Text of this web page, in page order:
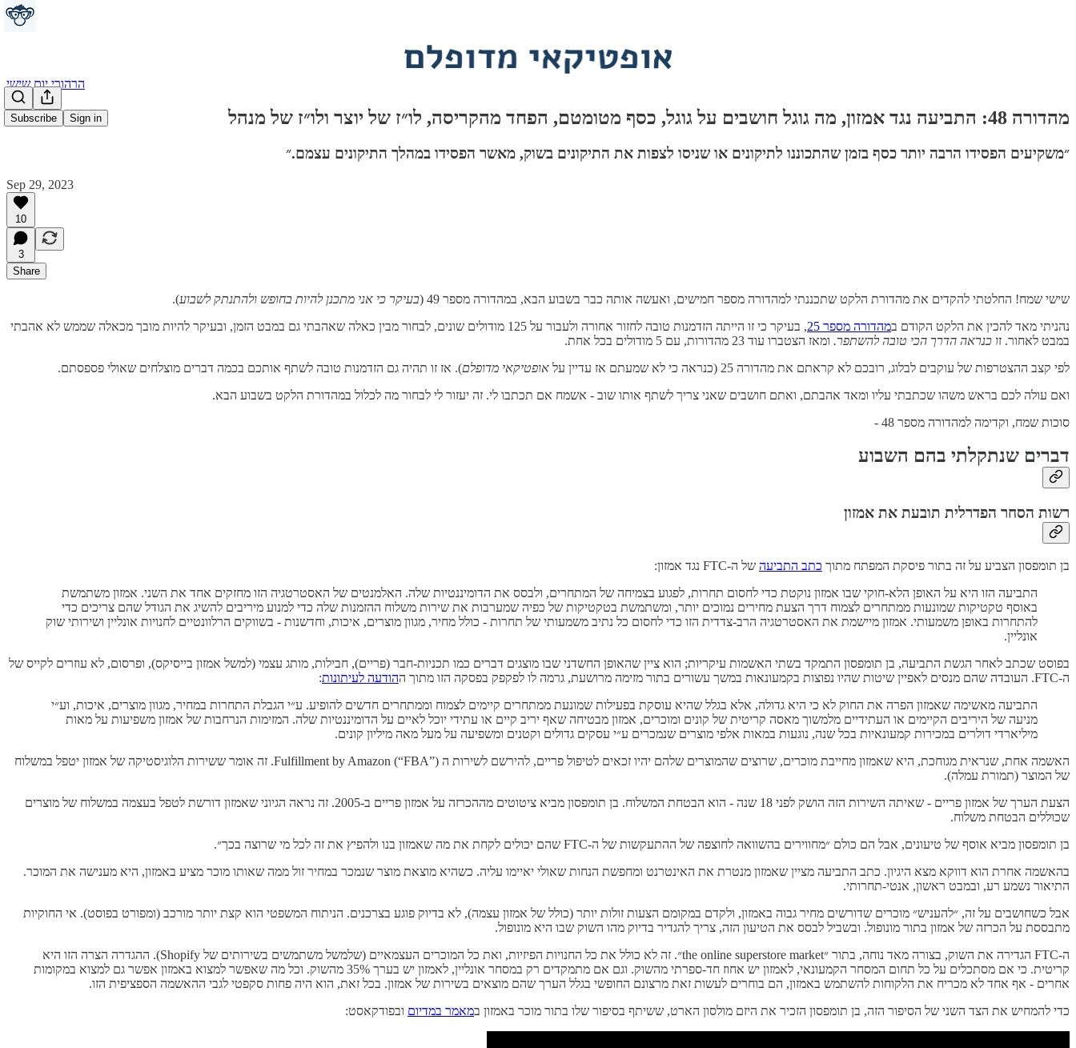
Subscribe Sign in
הרהורי יום שישי
מהדורה 48: התביעה נגד אמזון, מה גוגל חושבים על גוגל, כסף מטומטם, הפחד מהקריסה, לו״ז של יוצר ולו״ז של מנהל
״משקיעים הפסידו הרבה יותר כסף בזמן שהתכוננו לתיקונים או שניסו לצפות את התיקונים בשוק, מאשר הפסידו במהלך התיקונים עצמם.״
Sep 29, 2023
10
3
Share
שישי שמח! החלטתי להקדים את מהדורת הלקט שתכננתי למהדורה מספר חמישים, ואעשה אותה כבר בשבוע הבא, במהדורה מספר 49 ( בעיקר כי אני מתכנן להיות בחופש ולהתנתק לשבוע).
נהניתי מאד להכין את הלקט הקודם במהדורה מספר 25
, בעיקר כי זו הייתה הזדמנות טובה לחזור אחורה ולעבור על 125 מודולים שונים, לבחור מבין כאלה שאהבתי גם במבט הזמן, ובעיקר להיות מובך מכאלה שממש לא אהבתי
במבט לאחור. זו כנראה הדרך הכי טובה להשתפר. ומאז הצטברו עוד 23 מהדורות, עם 5 מודולים בכל אחת.
לפי קצב ההצטרפות של עוקבים לבלוג, רובכם לא קראתם את מהדורה 25 (כנראה כי לא שמעתם אז עדיין על
אופטיקאי מדופלם). אז זו תהיה גם הזדמנות טובה לשתף אותכם בכמה דברים מוצלחים שאולי פספסתם.
ואם עולה לכם בראש משהו שכתבתי עליו ומאד אהבתם, ואתם חושבים שאני צריך לשתף אותו שוב - אשמח אם תכתבו לי. זה יעזור לי לבחור מה לכלול במהדורת הלקט בשבוע הבא.
סוכות שמח, וקדימה למהדורה מספר 48 -
דברים שנתקלתי בהם השבוע
רשות הסחר הפדרלית תובעת את אמזון
בן תומפסון הצביע על זה בתור פיסקת המפתח מתוך כתב התביעה של ה-FTC נגד אמזון:
התביעה הזו היא על האופן הלא-חוקי שבו אמזון נוקטת כדי לחסום תחרות, לפגוע בצמיחה של המתחרים, ולבסס את הדומיננטיות שלה. האלמנטים של האסטרטגיה הזו מחזקים אחד את השני. אמזון משתמשת
באוסף טקטיקות שמונעות ממתחרים לצמוח דרך הצעת מחירים נמוכים יותר, ומשתמשת בטקטיקות של כפיה שמערבות את שירות משלוח ההזמנות שלה כדי למנוע מיריבים להשיג את הגודל שהם צריכים כדי
להתחרות באופן משמעותי. אמזון מיישמת את האסטרטגיה הרב-צדדית הזו כדי לחסום כל נתיב משמעותי של תחרות - כולל מחיר, מגוון מוצרים, איכות, וחדשנות - בשווקים הרלוונטיים לחנויות אונליין ושירותי שוק
אונליין.
בפוסט שכתב לאחר הגשת התביעה, בן תומפסון התמקד בשתי האשמות עיקריות; הוא ציין שהאופן החשדני שבו מוצגים דברים כמו תכניות-חבר (פריים), חבילות, מותג עצמי (למשל אמזון בייסיקס), ופרסום, לא עוזרים לקייס של
ה-FTC. העובדה שהם מנסים לאפיין שיטות שהיו נפוצות בקמעונאות במשך עשורים בתור מזימה מרושעת, גרמה לו לפקפק בפסקה הזו מתוך ה
הודעה לעיתונות:
התביעה מאשימה שאמזון הפרה את החוק לא כי היא גדולה, אלא בגלל שהיא עוסקת בפעילות שמונעת ממתחרים קיימים לצמוח וממתחרים חדשים להופיע. ע״י הגבלת התחרות במחיר, מגוון מוצרים, איכות, וע״י
מניעה של היריבים הקיימים או העתידיים מלמשוך מאסה קריטית של קונים ומוכרים, אמזון מבטיחה שאף יריב קיים או עתידי יוכל לאיים על הדומיננטיות שלה. המזימות הנרחבות של אמזון משפיעות על מאות
מיליארדי דולרים במכירות קמעונאיות בכל שנה, נוגעות במאות אלפי מוצרים שנמכרים ע״י עסקים גדולים וקטנים ומשפיעה על מעל מאה מיליון קונים.
האשמה אחת, שנראית מגוחכת, היא שאמזון מחייבת מוכרים, שרוצים שהמוצרים שלהם יהיו זכאים לטיפול פריים, להירשם לשירות ה Fulfillment by Amazon (“FBA”). זה אומר ששירות הלוגיסטיקה של אמזון יטפל במשלוח
של המוצר (תמורת עמלה).
הצעת הערך של אמזון פריים - שאיתה השירות הזה הושק לפני 18 שנה - הוא הבטחת המשלוח. בן תומפסון מביא ציטוטים מההכרזה על אמזון פריים ב-2005. זה נראה הגיוני שאמזון דורשת לטפל בעצמה במשלוח של מוצרים
שכוללים הבטחת משלוח.
בן תומפסון מביא אוסף של טיעונים, אבל הם כולם ״מחווירים בהשוואה לחוצפה של ההתעקשות של ה-FTC שהם יכולים לקחת את מה שאמזון בנו ולהפיץ את זה לכל מי שרוצה בכך״.
בהאשמה אחרת הוא דווקא מצא היגיון. כתב התביעה מציין שאמזון מנטרת את האינטרנט ומחפשת הנחות שאולי יאיימו עליה. כשהיא מוצאת מוצר שנמכר במחיר זול ממה שאותו מוכר מציע באמזון, היא מענישה את המוכר.
התיאור נשמע רע, ובמבט ראשון, אנטי-תחרותי.
אבל כשחושבים על זה, ״להעניש״ מוכרים שדורשים מחיר גבוה באמזון, ולקדם במקומם הצעות זולות יותר (כולל של אמזון עצמה), לא בדיוק פוגע בצרכנים. הניתוח המשפטי הוא קצת יותר מורכב (ומפורט בפוסט). אי החוקיות
מתבססת על הכרזה של אמזון בתור מונופול. ובשביל לבסס את הטיעון הזה, צריך להגדיר בדיוק מהו השוק שבו היא מונופול.
ה-FTC הגדירה את השוק, בצורה מאד נוחה, בתור ״the online superstore market״. זה לא כולל את כל החנויות הפיזיות, ואת כל המוכרים העצמאיים (שלמשל משתמשים בשירותים של Shopify). ההגדרה הצרה הזו היא
קריטית. כי אם מסתכלים על כל תחום המסחר הקמעונאי, לאמזון יש אחוז חד-ספרתי מהשוק. וגם אם מתמקדים רק במסחר אונליין, לאמזון יש בערך 35% מהשוק. וכל מה שאפשר למצוא באמזון אפשר גם למצוא במקומות
אחרים - אף אחד לא מכריח את הלקוחות להשתמש באמזון, הם בוחרים לעשות זאת מרצונם החופשי בגלל הערך שהם מוצאים בשירות של אמזון. בכל זאת, הוא היה פחות סקפטי לגבי ההאשמה הספציפית הזו.
כדי להמחיש את הצד השני של הסיפור הזה, בן תומפסון הזכיר את היזם מולסון הארט, ששיתף בסיפור שלו בתור מוכר באמזון במאמר במדיום ובפודקאסט: